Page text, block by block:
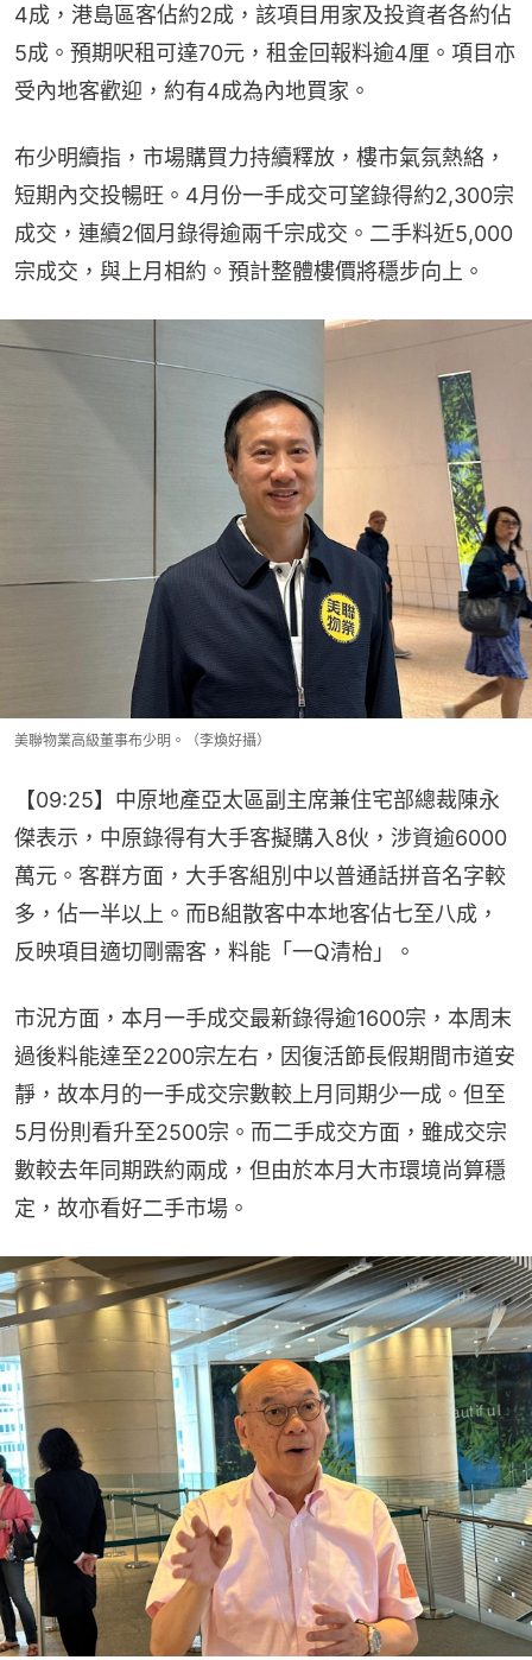
4成，港島區客佔約2成，該項目用家及投資者各約佔
5成。預期呎租可達70元，租金回報料逾4厘。項目亦
受內地客歡迎，約有4成為內地買家。
布少明續指，市場購買力持續釋放，樓市氣氛熱絡，
短期內交投暢旺。4月份一手成交可望錄得約2,300宗
成交，連續2個月錄得逾兩千宗成交。二手料近5,000
宗成交，與上月相約。預計整體樓價將穩步向上。
美聯物業高級董事布少明。（李煥好攝）
【09:25】中原地產亞太區副主席兼住宅部總裁陳永
傑表示，中原錄得有大手客擬購入8伙，涉資逾6000
萬元。客群方面，大手客組別中以普通話拼音名字較
多，佔一半以上。而B組散客中本地客佔七至八成，
反映項目適切剛需客，料能「一Q清枱」。
市況方面，本月一手成交最新錄得逾1600宗，本周末
過後料能達至2200宗左右，因復活節長假期間市道安
靜，故本月的一手成交宗數較上月同期少一成。但至
5月份則看升至2500宗。而二手成交方面，雖成交宗
數較去年同期跌約兩成，但由於本月大市環境尚算穩
定，故亦看好二手市場。